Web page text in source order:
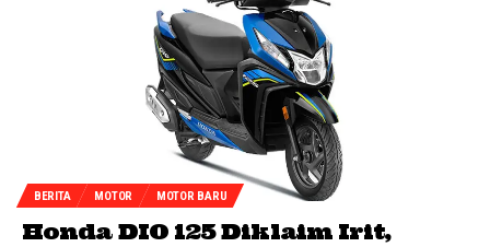
BERITA MOTOR MOTOR BARU
Honda DIO 125 Diklaim Irit,